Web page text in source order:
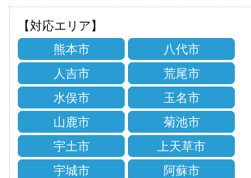
【対応エリア】
熊本市
八代市
人吉市
荒尾市
水俣市
玉名市
山鹿市
菊池市
宇土市
上天草市
宇城市
阿蘇市